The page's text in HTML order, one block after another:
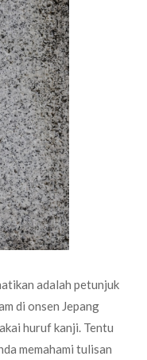
adalah petunjuk
di onsen Jepang
huruf kanji. Tentu
memahami tulisan